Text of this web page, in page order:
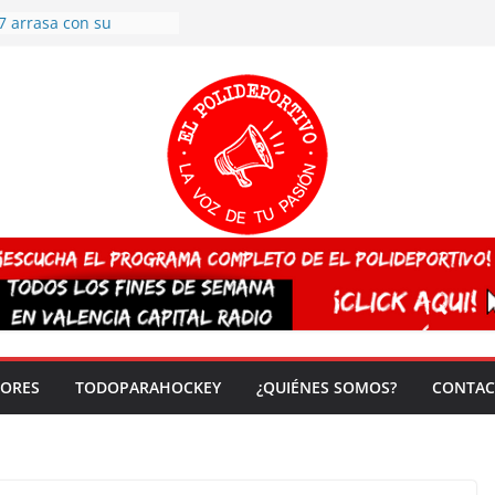
arrasa con su
España sub20
del mundo
vez!
TODOPARAHOCKEY ¿QUIÉNES SOMOS?